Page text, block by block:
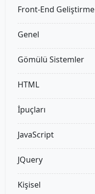
Front-End Geliştirme
Genel
Gömülü Sistemler
HTML
İpuçları
JavaScript
JQuery
Kişisel